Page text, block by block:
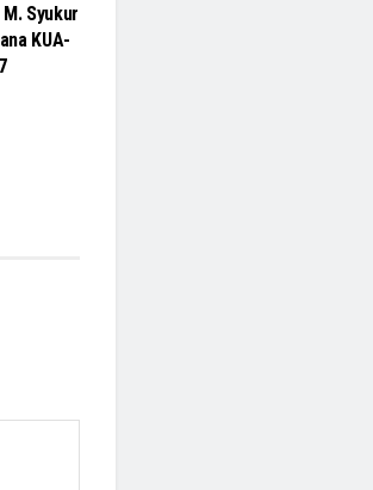
Syukur
KUA-